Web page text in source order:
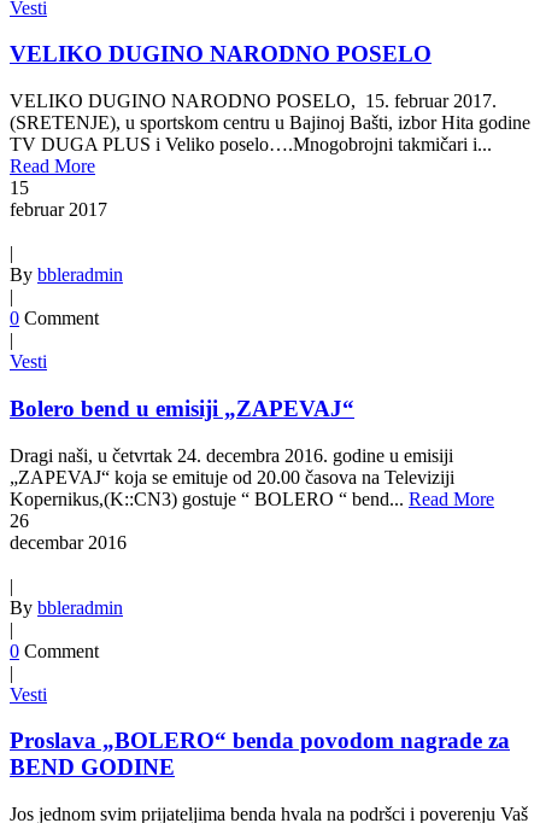
Vesti
VELIKO DUGINO NARODNO POSELO
VELIKO DUGINO NARODNO POSELO, 15. februar 2017.
(SRETENJE), u sportskom centru u Bajinoj Bašti, izbor Hita godine
TV DUGA PLUS i Veliko poselo….Mnogobrojni takmičari i...
Read More
15
februar 2017
|
By bbleradmin
|
0 Comment
|
Vesti
Bolero bend u emisiji „ZAPEVAJ“
Dragi naši, u četvrtak 24. decembra 2016. godine u emisiji
„ZAPEVAJ“ koja se emituje od 20.00 časova na Televiziji
Kopernikus,(K::CN3) gostuje “ BOLERO “ bend... Read More
26
decembar 2016
|
By bbleradmin
|
0 Comment
|
Vesti
Proslava „BOLERO“ benda povodom nagrade za
BEND GODINE
Jos jednom svim prijateljima benda hvala na podršci i poverenju Vaš